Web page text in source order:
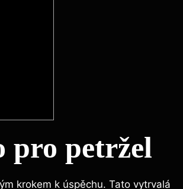
pro petržel
krokem ⁤k úspěchu. Tato vytrvalá⁤